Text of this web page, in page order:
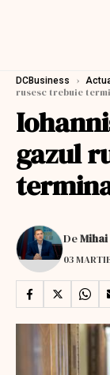
DCBusiness ›
rusesc trebuie
gazul
De
03